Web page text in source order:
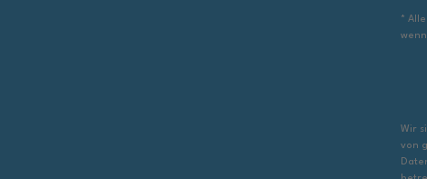
*
Wir
von